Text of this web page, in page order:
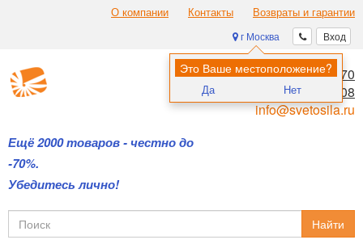
О компании Контакты Возвраты и гарантии
Вход
г Москва
Это Ваше местоположение?
Да Нет
Ещё 2000 товаров - честно до
-70%.
Убедитесь лично!
8 (495) 970-00-70
8 (800) 700-11-08
info@svetosila.ru
Найти